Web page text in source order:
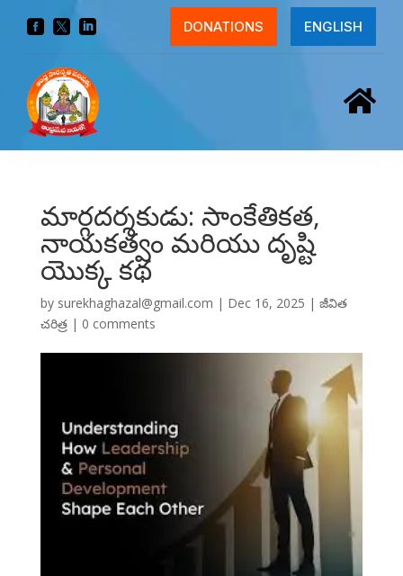
   DONATIONS ENGLISH

మార్గదర్శకుడు: సాంకేతికత,
నాయకత్వం మరియు దృష్టి
యొక్క కథ
by surekhaghazal@gmail.com | Dec 16, 2025 | జీవిత
చరిత్ర| 0 comments